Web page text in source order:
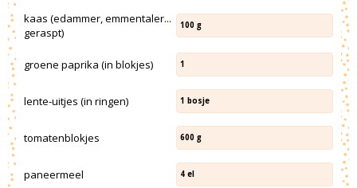
kaas (edammer, emmentaler...
geraspt)
100 g
groene paprika (in blokjes) 1
lente-uitjes (in ringen) 1 bosje
tomatenblokjes 600 g
paneermeel 4 el